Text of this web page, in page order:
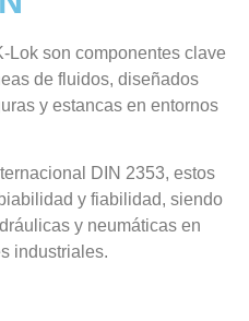
Lok son componentes clave
de fluidos, diseñados
y estancas en entornos
DIN 2353, estos
y fiabilidad, siendo
y neumáticas en
industriales.